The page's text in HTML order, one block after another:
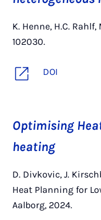
K. Henne, H.C.
102030.
DOI
Optimising
heating
D. Divkovic, J.
Heat Planning for
Aalborg, 2024.